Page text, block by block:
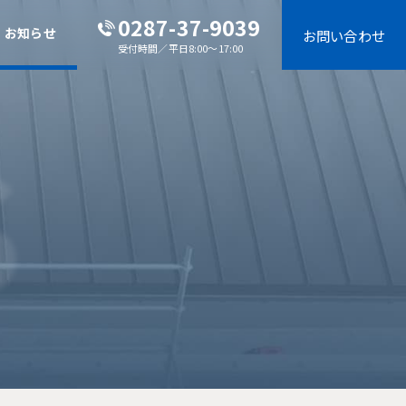
お知らせ 0287-37-9039
受付時間／平日8:00～17:00
お問い合わせ